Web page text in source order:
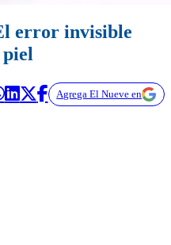
error invisible
piel
Agrega El Nueve en